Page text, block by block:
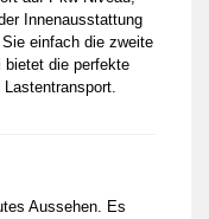
Innenausstattung
einfach die zweite
bietet die perfekte
Lastentransport.
Aussehen. Es